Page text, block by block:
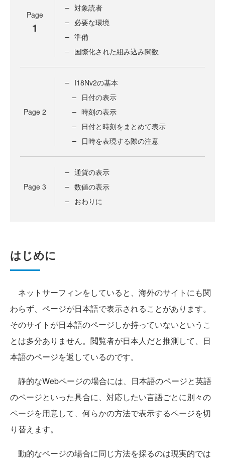
Page
1
対象読者
必要な環境
準備
国際化された組み込み関数
Page 2
I18Nv2の基本
日付の表示
時刻の表示
日付と時刻をまとめて表示
日時を表現する際の注意
Page 3
通貨の表示
数値の表示
おわりに
はじめに
ネットサーフィンをしていると、海外のサイトにも関
わらず、ページが日本語で表示されることがあります。
そのサイトが日本語のページしか持っていないというこ
とは多分ありません。閲覧者が日本人だと推測して、日
本語のページを返しているのです。
静的なWebページの場合には、日本語のページと英語
のページといった具合に、対応したい言語ごとに別々の
ページを用意して、何らかの方法で表示するページを切
り替えます。
動的なページの場合に同じ方法を採るのは現実的では